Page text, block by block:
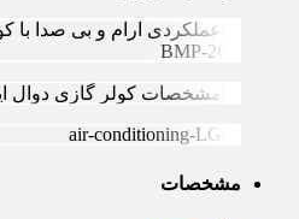
مشخصات